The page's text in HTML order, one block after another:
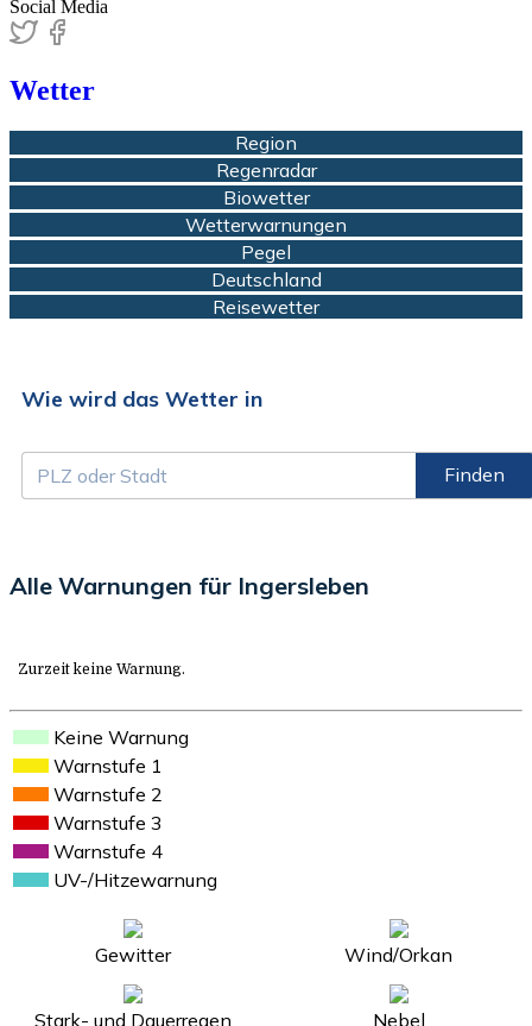
Social Media
Wetter
Region
Regenradar
Biowetter
Wetterwarnungen
Pegel
Deutschland
Reisewetter
Wie wird das Wetter in
Finden
Alle Warnungen für Ingersleben
Zurzeit keine Warnung.
Keine Warnung
Warnstufe 1
Warnstufe 2
Warnstufe 3
Warnstufe 4
UV-/Hitzewarnung
Gewitter Wind/Orkan
Stark- und Dauerregen Nebel